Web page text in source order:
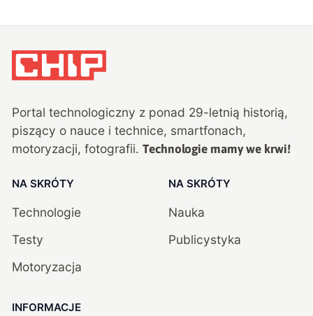
Portal technologiczny z ponad 29-letnią historią,
piszący o nauce i technice, smartfonach,
motoryzacji, fotografii. Technologie mamy we krwi!
NA SKRÓTY
Technologie
Testy
Motoryzacja
NA SKRÓTY
Nauka
Publicystyka
INFORMACJE